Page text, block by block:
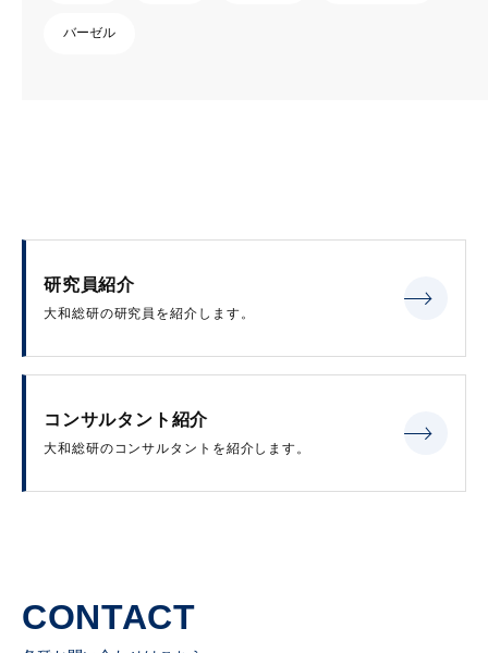
バーゼル
研究員紹介
大和総研の研究員を紹介します。
コンサルタント紹介
大和総研のコンサルタントを紹介します。
CONTACT